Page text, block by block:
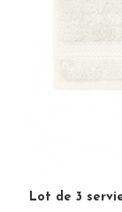
Lot de 3